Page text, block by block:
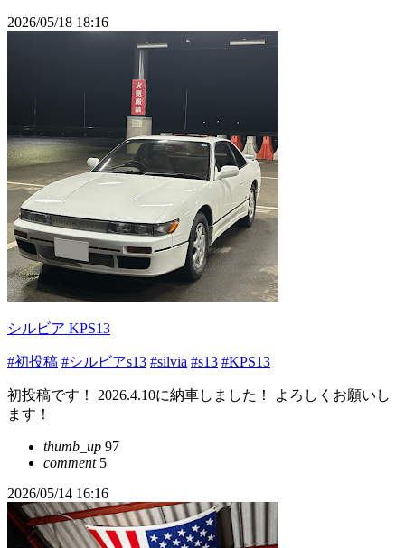
2026/05/18 18:16
シルビア KPS13
#初投稿 #シルビアs13 #silvia #s13 #KPS13
初投稿です！ 2026.4.10に納車しました！ よろしくお願いし
ます！
thumb_up 97
comment5
2026/05/14 16:16